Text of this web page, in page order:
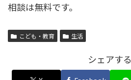
相談は無料です。
こども・教育 生活
シェアする